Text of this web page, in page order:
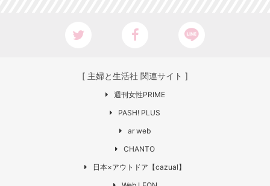
[ 主婦と生活社 関連サイト ]
週刊女性PRIME
PASH! PLUS
ar web
CHANTO
日本×アウトドア【cazual】